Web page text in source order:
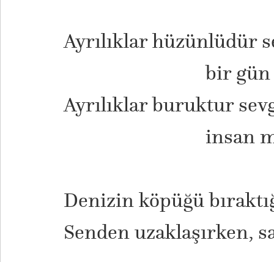
Ayrılıklar hüzünlüdür
bir gün de
Ayrılıklar buruktur
insan
Denizin köpüğü
Senden uzaklaşırken,